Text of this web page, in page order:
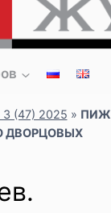
(47) 2025 » ПИЖ
ДВОРЦОВЫХ